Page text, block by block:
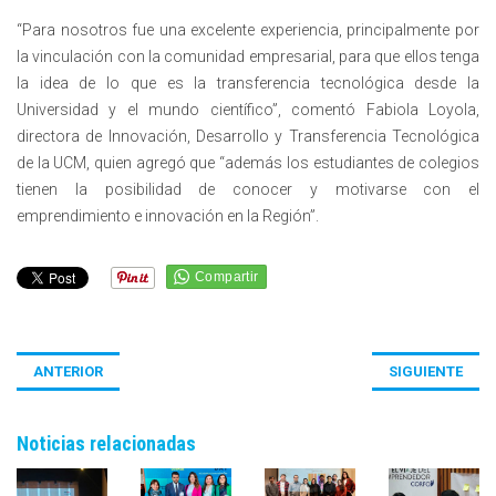
“Para nosotros fue una excelente experiencia, principalmente por
la vinculación con la comunidad empresarial, para que ellos tenga
la idea de lo que es la transferencia tecnológica desde la
Universidad y el mundo científico”, comentó Fabiola Loyola,
directora de Innovación, Desarrollo y Transferencia Tecnológica
de la UCM, quien agregó que “además los estudiantes de colegios
tienen la posibilidad de conocer y motivarse con el
emprendimiento e innovación en la Región”.
ANTERIOR SIGUIENTE
Noticias relacionadas